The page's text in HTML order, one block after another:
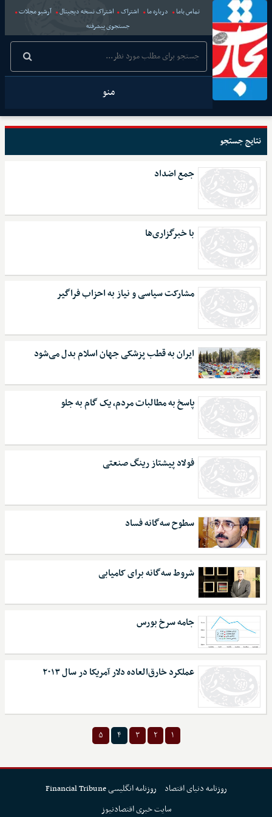
تماس باما درباره ما اشتراک اشتراک نسخه دیجیتال
آرشیو مجلات
جستجوی پیشرفته
منو
نتایج جستجو
جمع اضداد
با خبرگزاری‌ها
مشارکت سیاسی و نیاز به احزاب فراگیر
ایران به قطب پزشکی جهان اسلام بدل می‌شود
پاسخ به مطالبات مردم، یک گام به جلو
فولاد پیشتاز رینگ صنعتی
سطوح سه‌گانه فساد
شروط سه‌گانه برای کامیابی
جامه سرخ بورس
عملکرد خارق‌العاده دلار آمریکا در سال ۲۰۱۳
۱ ۲ ۳ ۴ ۵
روزنامه دنیای اقتصاد
روزنامه انگلیسی Financial Tribune
سایت خبری اقتصادنیوز